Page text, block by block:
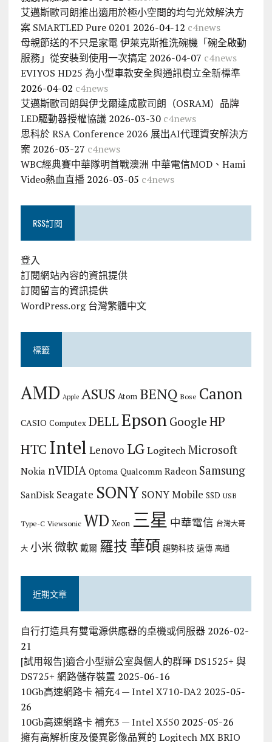
艾邁斯歐司朗推出適用於極小空間的均勻光效解決方
案 SMARTLED Pure 0201 2026-04-12 c4news
母親節送的不只是家電 伊萊克斯推洗碗機「碗全啟動
服務」從安裝到使用一次搞定 2026-04-07 c4news
EVIYOS HD25 為小型車款安全與通訊樹立全新標準
2026-04-02 c4news
艾邁斯歐司朗與伊戈爾達成歐司朗（OSRAM）品牌
LED驅動器授權協議 2026-03-30 c4news
思科於 RSA Conference 2026 展出AI代理資安解決方
案 2026-03-27 c4news
WBC經典賽中華隊明首戰澳洲 中華電信MOD、Hami
Video熱血直播 2026-03-05 c4news
RSS訂閱
登入
訂閱網站內容的資訊提供
訂閱留言的資訊提供
WordPress.org 台灣繁體中文
標籤
AMD Apple ASUS Atom BENQ Bose Canon
CASIO Computex DELLEpson Google HP
HTC Intel Lenovo LG Logitech Microsoft
Nokia nVIDIA Optoma Qualcomm Radeon Samsung
SanDisk Seagate SONY SONY Mobile SSD USB
Type-C Viewsonic WD Xeon 三星 中華電信 台灣大哥
大 小米微軟 戴爾 羅技華碩 趨勢科技 遠傳 高通
近期文章
自行打造具有雙電源供應器的桌機或伺服器 2026-02-
21
[試用報告]適合小型辦公室與個人的群暉 DS1525+ 與
DS725+ 網路儲存裝置 2025-06-16
10Gb高速網路卡 補充4 — Intel X710-DA2 2025-05-
26
10Gb高速網路卡 補充3 — Intel X550 2025-05-26
擁有高解析度及優異影像品質的 Logitech MX BRIO